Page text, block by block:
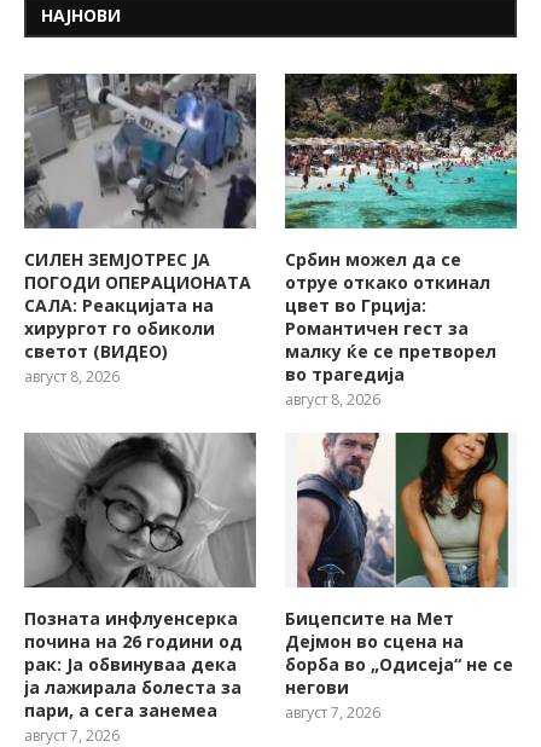
НАЈНОВИ
СИЛЕН ЗЕМЈОТРЕС ЈА
ПОГОДИ ОПЕРАЦИОНАТА
САЛА: Реакцијата на
хирургот го обиколи
светот (ВИДЕО)
август 8, 2026
Србин можел да се
отруе откако откинал
цвет во Грција:
Романтичен гест за
малку ќе се претворел
во трагедија
август 8, 2026
Позната инфлуенсерка
почина на 26 години од
рак: Ја обвинуваа дека
ја лажирала болеста за
пари, а сега занемеа
август 7, 2026
Бицепсите на Мет
Дејмон во сцена на
борба во „Одисеја“ не се
негови
август 7, 2026